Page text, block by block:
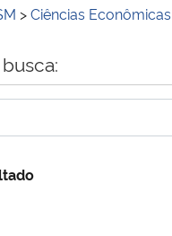
>Ciências Econômicas